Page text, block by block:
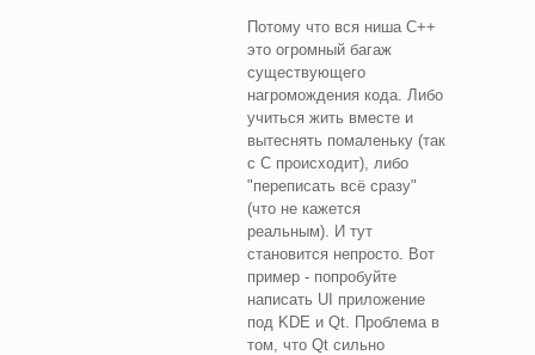
Потому что вся ниша C++
это огромный багаж
существующего
нагромождения кода. Либо
учиться жить вместе и
вытеснять помаленьку (так
с C происходит), либо
"переписать всё сразу"
(что не кажется
реальным). И тут
становится непросто. Вот
пример - попробуйте
написать UI приложение
под KDE и Qt. Проблема в
том, что Qt сильно